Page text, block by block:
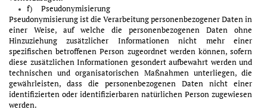
f) Pseudonymisierung
Pseudonymisierung ist die Verarbeitung personenbezogener Daten in
einer Weise, auf welche die personenbezogenen Daten ohne
Hinzuziehung zusätzlicher Informationen nicht mehr einer
spezifischen betroffenen Person zugeordnet werden können, sofern
diese zusätzlichen Informationen gesondert aufbewahrt werden und
technischen und organisatorischen Maßnahmen unterliegen, die
gewährleisten, dass die personenbezogenen Daten nicht einer
identifizierten oder identifizierbaren natürlichen Person zugewiesen
werden.